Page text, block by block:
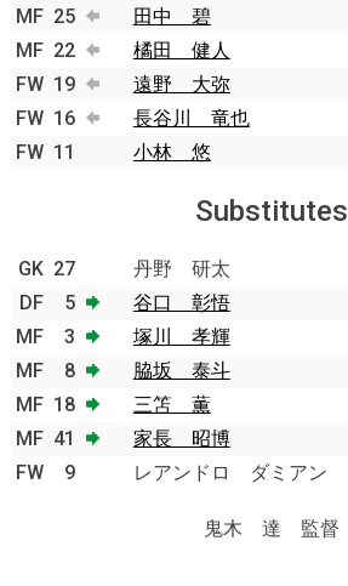
MF 25 田中 碧
MF 22 橘田 健人
FW 19 遠野 大弥
FW 16 長谷川 竜也
FW 11 小林 悠
Substitutes
GK 27
丹野 研太
DF
5 谷口 彰悟
MF 3 塚川 孝輝
MF 8 脇坂 泰斗
MF 18 三笘 薫
MF 41 家長 昭博
FW 9 レアンドロ ダミアン
鬼木 達 監督